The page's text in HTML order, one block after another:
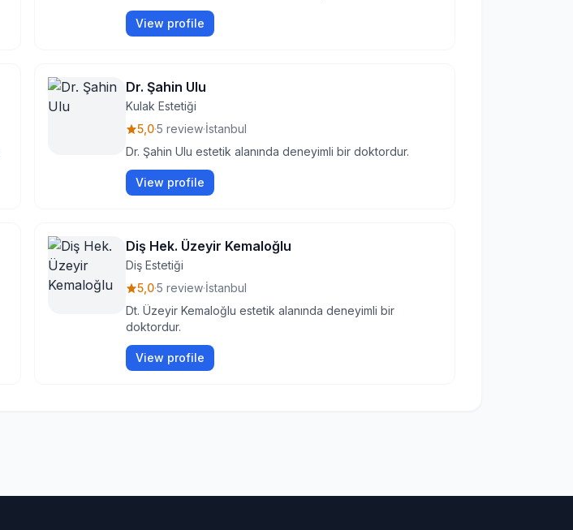
View profile
Dr. Şahin Ulu
Kulak Estetiği
5,0·5 review·İstanbul
Dr. Şahin Ulu estetik alanında deneyimli bir doktordur.
View profile
Diş Hek. Üzeyir Kemaloğlu
Diş Estetiği
5,0·5 review·İstanbul
Dt. Üzeyir Kemaloğlu estetik alanında deneyimli bir
doktordur.
View profile